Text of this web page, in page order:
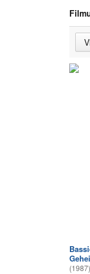
(1987)